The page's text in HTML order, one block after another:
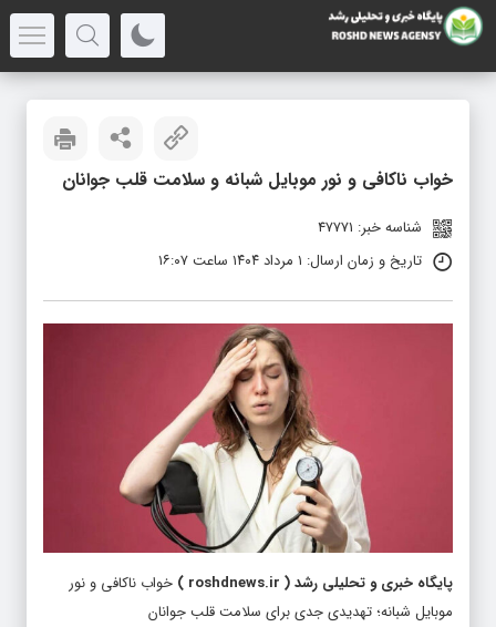
خواب ناکافی و نور موبایل شبانه و سلامت قلب جوانان
شناسه خبر: 47771
تاریخ و زمان ارسال: ۱ مرداد ۱۴۰۴ ساعت ۱۶:۰۷
پایگاه خبری و تحلیلی رشد(
roshdnews.ir
) خواب ناکافی و نور
موبایل شبانه؛ تهدیدی جدی برای سلامت قلب جوانان